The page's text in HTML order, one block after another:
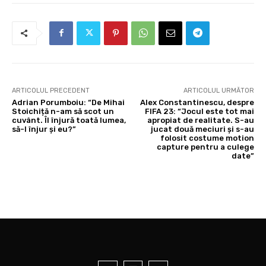
ARTICOLUL PRECEDENT
Adrian Porumboiu: “De Mihai
Stoichiță n-am să scot un
cuvânt. Îl înjură toată lumea,
să-l înjur și eu?”
ARTICOLUL URMĂTOR
Alex Constantinescu, despre
FIFA 23: “Jocul este tot mai
apropiat de realitate. S-au
jucat două meciuri și s-au
folosit costume motion
capture pentru a culege
date”